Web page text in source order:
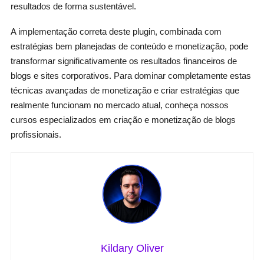
resultados de forma sustentável.
A implementação correta deste plugin, combinada com
estratégias bem planejadas de conteúdo e monetização, pode
transformar significativamente os resultados financeiros de
blogs e sites corporativos. Para dominar completamente estas
técnicas avançadas de monetização e criar estratégias que
realmente funcionam no mercado atual, conheça nossos
cursos especializados em criação e monetização de blogs
profissionais.
Kildary Oliver